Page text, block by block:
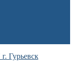
Гурьевск